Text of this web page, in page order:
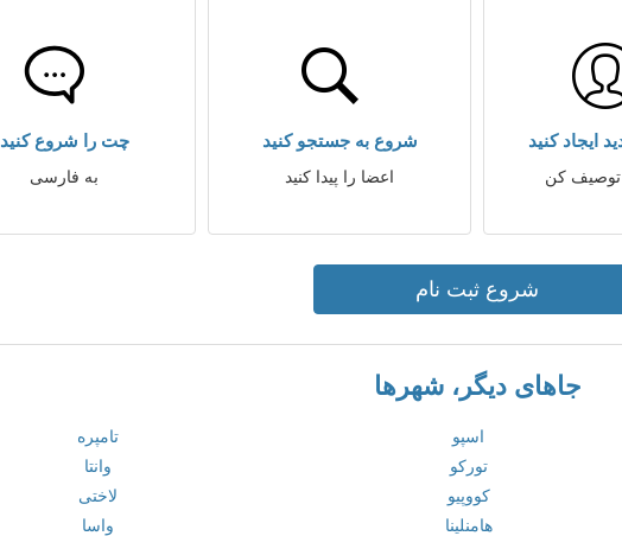
ایجاد کنید
توصیف کن
شروع به جستجو کنید
اعضا را پیدا کنید
چت را شروع کنید
به فارسی
شروع ثبت نام
جاهای دیگر، شهرها
اسپو
تامپره
تورکو
وانتا
کووپیو
لاختی
هامنلینا واسا